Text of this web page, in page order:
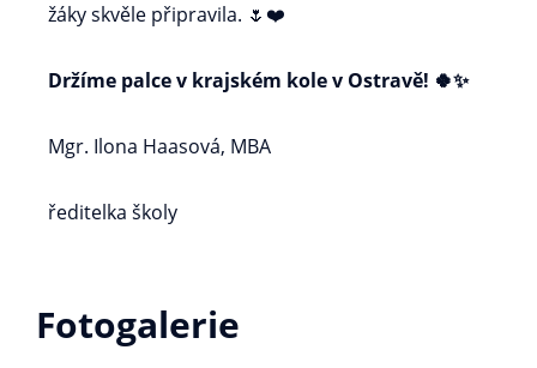
žáky skvěle připravila. 🌷❤️
Držíme palce v krajském kole v Ostravě! 🍀✨
Mgr. Ilona Haasová, MBA
ředitelka školy
Fotogalerie